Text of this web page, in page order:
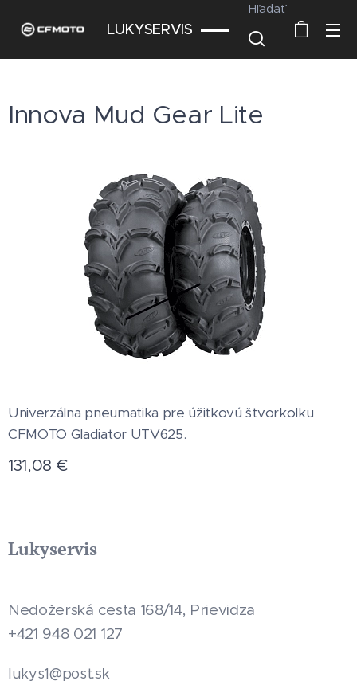
LUKYSERVIS
Hľadať
Innova Mud Gear Lite
Univerzálna pneumatika pre úžitkovú štvorkolku
CFMOTO Gladiator UTV625.
131,08 €
Lukyservis
Nedožerská cesta 168/14, Prievidza
+421 948 021 127
lukys1@post.sk